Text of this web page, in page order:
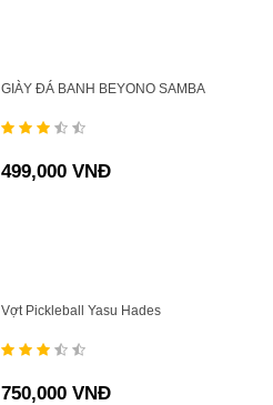
GIÀY ĐÁ BANH BEYONO SAMBA
499,000 VNĐ
Vợt Pickleball Yasu Hades
750,000 VNĐ